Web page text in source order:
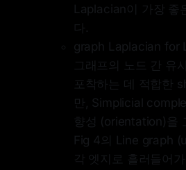
Laplacian이 가장 좋
다.
graph Laplacian for
그래프의 노드 간 유
포착하는 데 적합한
만, Simplicial
향성 (orientation)을
Fig 4의 Line graph
각 엣지로 흘러들어